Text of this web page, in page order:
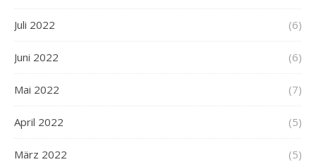
Juli 2022 (6)
Juni 2022 (6)
Mai 2022 (7)
April 2022 (5)
März 2022 (5)